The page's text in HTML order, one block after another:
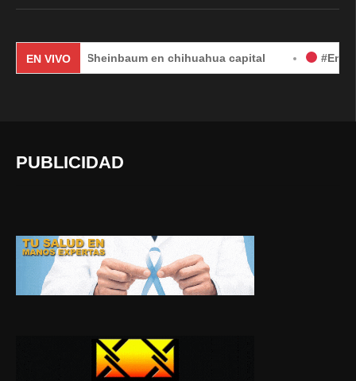
EN VIVO
Sheinbaum en chihuahua capital #EnVivo | DÍA 2:
PUBLICIDAD